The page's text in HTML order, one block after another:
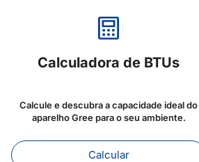
Calculadora de BTUs
Calcule e descubra a capacidade ideal do
aparelho Gree para o seu ambiente.
Calcular